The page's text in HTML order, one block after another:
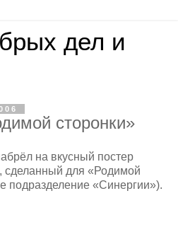
дел и
сторонки»
на вкусный постер
сделанный для «Родимой
подразделение «Синергии»).